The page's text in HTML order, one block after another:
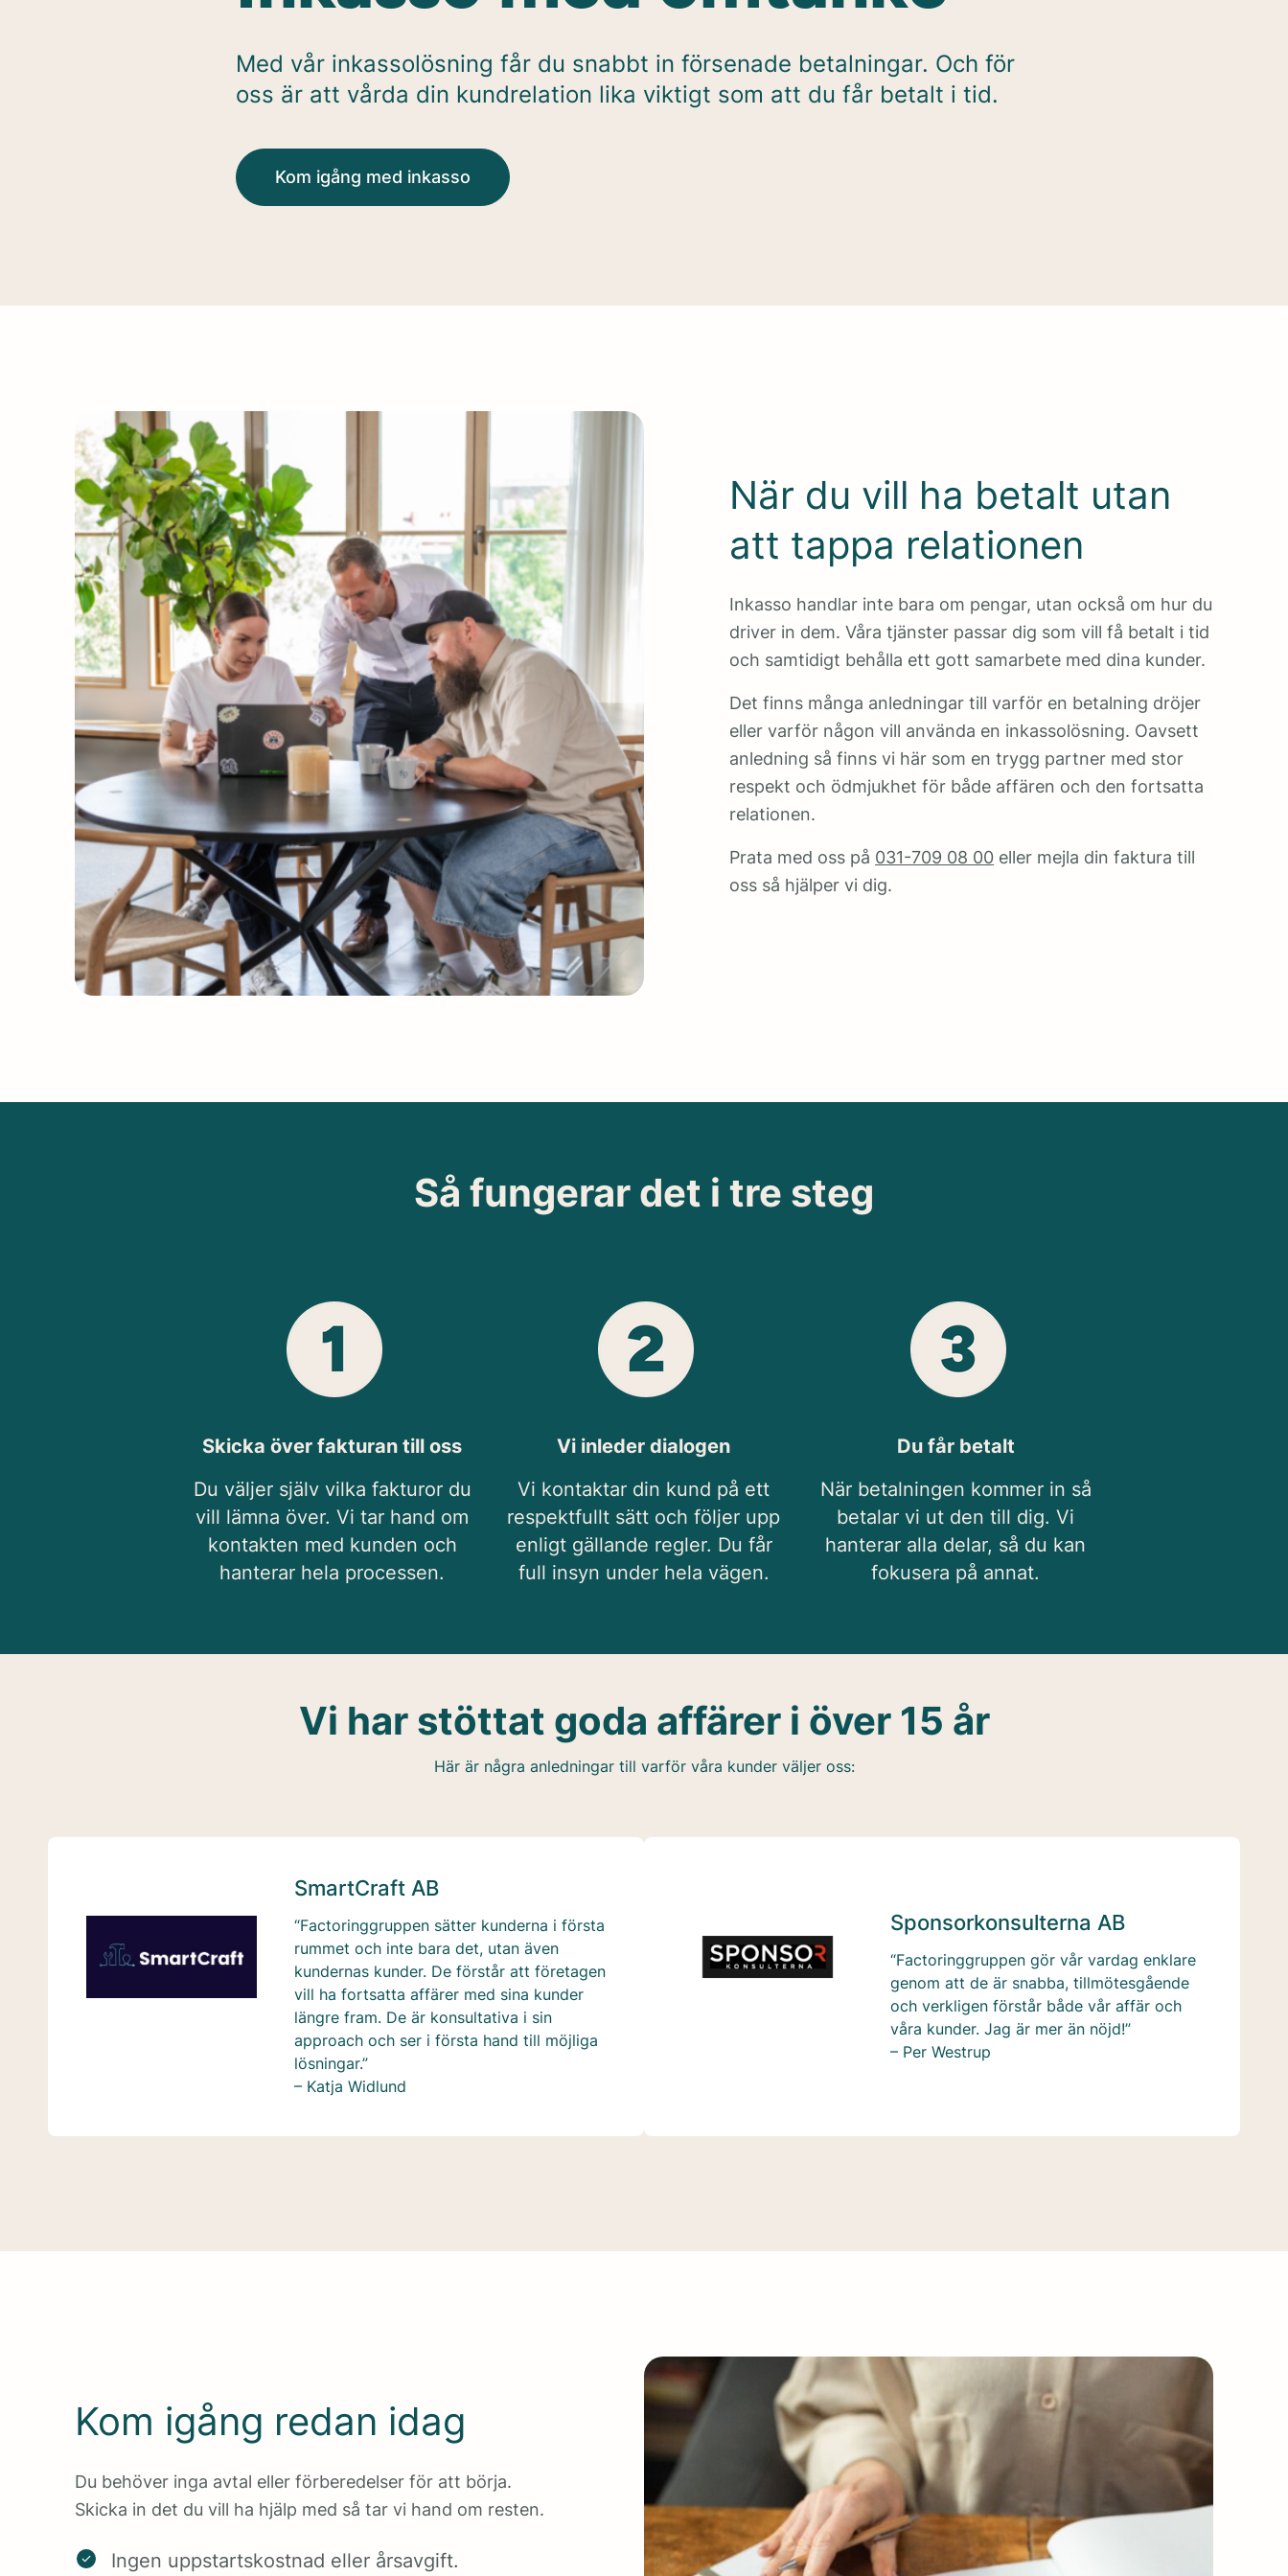
Med vår inkassolösning får du snabbt in försenade betalningar. Och för
oss är att vårda din kundrelation lika viktigt som att du får betalt i tid.
Kom igång med inkasso
När du vill ha betalt utan
att tappa relationen
Inkasso handlar inte bara om pengar, utan också om hur du
driver in dem. Våra tjänster passar dig som vill få betalt i tid
och samtidigt behålla ett gott samarbete med dina kunder.
Det finns många anledningar till varför en betalning dröjer
eller varför någon vill använda en inkassolösning. Oavsett
anledning så finns vi här som en trygg partner med stor
respekt och ödmjukhet för både affären och den fortsatta
relationen.
Prata med oss på 031-709 08 00 eller mejla din faktura till
oss så hjälper vi dig.
Så fungerar det i tre steg
Skicka över fakturan till oss
Du väljer själv vilka fakturor du
vill lämna över. Vi tar hand om
kontakten med kunden och
hanterar hela processen.
Vi inleder dialogen
Vi kontaktar din kund på ett
respektfullt sätt och följer upp
enligt gällande regler. Du får
full insyn under hela vägen.
Du får betalt
När betalningen kommer in så
betalar vi ut den till dig. Vi
hanterar alla delar, så du kan
fokusera på annat.
Vi har stöttat goda affärer i över 15 år
Här är några anledningar till varför våra kunder väljer oss:
SmartCraft AB
“Factoringgruppen sätter kunderna i första
rummet och inte bara det, utan även
kundernas kunder. De förstår att företagen
vill ha fortsatta affärer med sina kunder
längre fram. De är konsultativa i sin
approach och ser i första hand till möjliga
lösningar.”
– Katja Widlund
Sponsorkonsulterna AB
“Factoringgruppen gör vår vardag enklare
genom att de är snabba, tillmötesgående
och verkligen förstår både vår affär och
våra kunder. Jag är mer än nöjd!”
– Per Westrup
Kom igång redan idag
Du behöver inga avtal eller förberedelser för att börja.
Skicka in det du vill ha hjälp med så tar vi hand om resten.
Ingen uppstartskostnad eller årsavgift.